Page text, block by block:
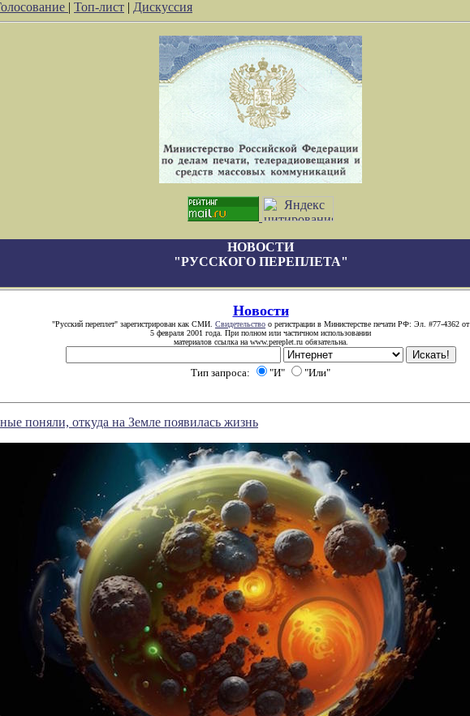
| Топ-лист | Дискуссия
НОВОСТИ
"РУССКОГО ПЕРЕПЛЕТА"
Новости
"Русский переплет" зарегистрирован как СМИ. Свидетельство о регистрации в Министерстве печати РФ: Эл. #77-4362 от
5 февраля 2001 года. При полном или частичном использовании
материалов ссылка на www.pereplet.ru обязательна.
Тип запроса: "И" "Или"
поняли, откуда на Земле появилась жизнь